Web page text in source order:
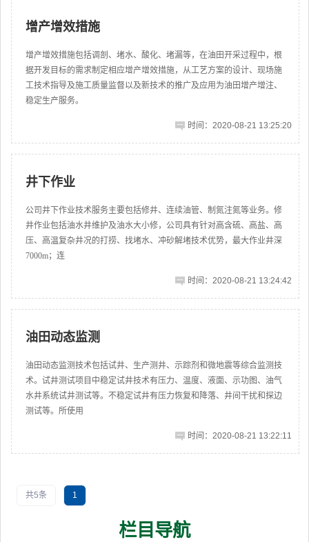
增产增效措施
增产增效措施包括调剖、堵水、酸化、堵漏等，在油田开采过程中，根
据开发目标的需求制定相应增产增效措施，从工艺方案的设计、现场施
工技术指导及施工质量监督以及新技术的推广及应用为油田增产增注、
稳定生产服务。
时间：2020-08-21 13:25:20
井下作业
公司井下作业技术服务主要包括修井、连续油管、制氮注氮等业务。修
井作业包括油水井维护及油水大小修，公司具有针对高含硫、高盐、高
压、高温复杂井况的打捞、找堵水、冲砂解堵技术优势，最大作业井深
7000m；连
时间：2020-08-21 13:24:42
油田动态监测
油田动态监测技术包括试井、生产测井、示踪剂和微地震等综合监测技
术。试井测试项目中稳定试井技术有压力、温度、液面、示功图、油气
水井系统试井测试等。不稳定试井有压力恢复和降落、井间干扰和探边
测试等。所使用
时间：2020-08-21 13:22:11
共5条 1
栏目导航